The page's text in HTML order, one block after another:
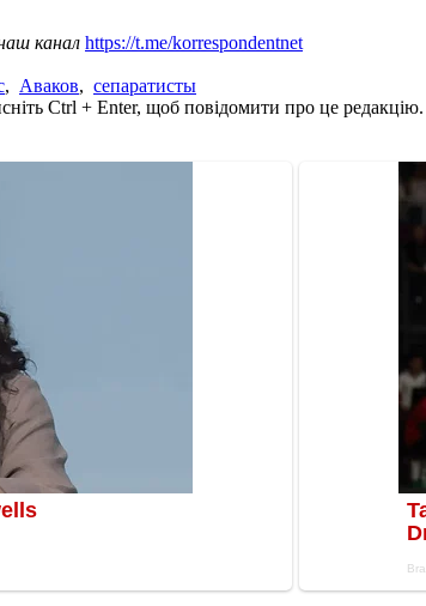
канал https://t.me/korrespondentnet
, Аваков, сепаратисты
Ctrl + Enter, щоб повідомити про це редакцію.